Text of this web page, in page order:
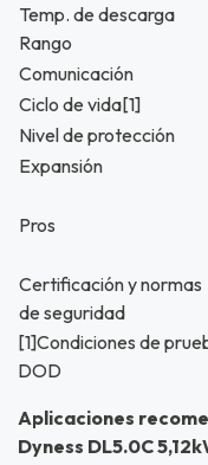
Temp. de descarga
Rango
Comunicación
Ciclo de vida[1]
Nivel de protección
Expansión
Pros
Certificación y normas
de seguridad
[1]Condiciones de
DOD
Aplicaciones
Dyness DL5.0C